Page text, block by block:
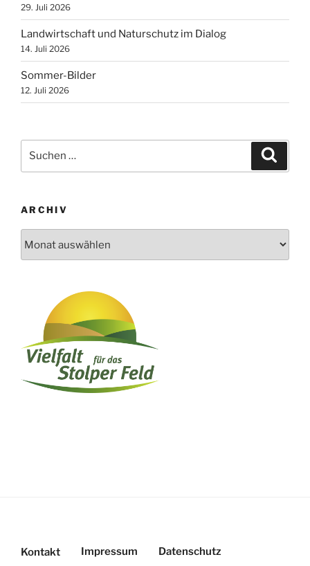
29. Juli 2026
Landwirtschaft und Naturschutz im Dialog
14. Juli 2026
Sommer-Bilder
12. Juli 2026
nach:
ARCHIV
Kontakt Impressum Datenschutz